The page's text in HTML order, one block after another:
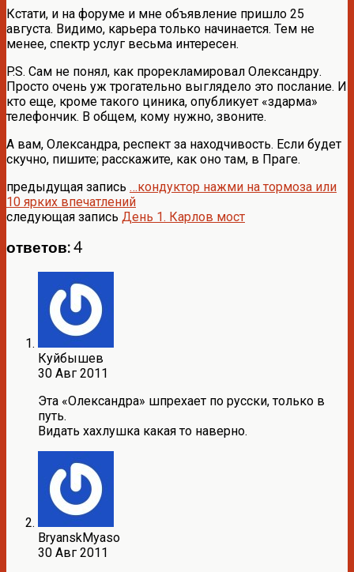
Кстати, и на форуме и мне объявление пришло 25
августа. Видимо, карьера только начинается. Тем не
менее, спектр услуг весьма интересен.
P.S. Сам не понял, как прорекламировал Олександру.
Просто очень уж трогательно выглядело это послание. И
кто еще, кроме такого циника, опубликует «здарма»
телефончик. В общем, кому нужно, звоните.
А вам, Олександра, респект за находчивость. Если будет
скучно, пишите; расскажите, как оно там, в Праге.
предыдущая запись …кондуктор нажми на тормоза или
10 ярких впечатлений
следующая запись День 1. Карлов мост
ответов: 4
Куйбышев
30 Авг 2011
Эта «Олександра» шпрехает по русски, только в
путь.
Видать хахлушка какая то наверно.
BryanskMyaso
30 Авг 2011